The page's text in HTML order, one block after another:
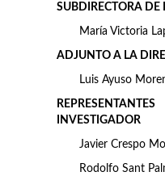
SUBDIRECTORA
María Victoria
ADJUNTO A LA
Luis Ayuso
INVESTIGADOR
Javier Crespo
Rodolfo Sant